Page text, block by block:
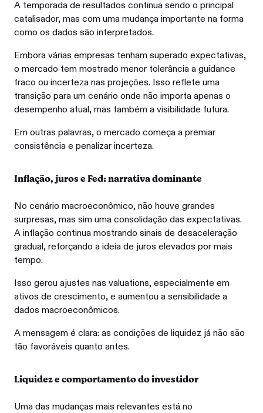
A temporada de resultados continua sendo o principal
catalisador, mas com uma mudança importante na forma
como os dados são interpretados.
Embora várias empresas tenham superado expectativas,
o mercado tem mostrado menor tolerância a guidance
fraco ou incerteza nas projeções. Isso reflete uma
transição para um cenário onde não importa apenas o
desempenho atual, mas também a visibilidade futura.
Em outras palavras, o mercado começa a premiar
consistência e penalizar incerteza.
Inflação, juros e Fed: narrativa dominante
No cenário macroeconômico, não houve grandes
surpresas, mas sim uma consolidação das expectativas.
A inflação continua mostrando sinais de desaceleração
gradual, reforçando a ideia de juros elevados por mais
tempo.
Isso gerou ajustes nas valuations, especialmente em
ativos de crescimento, e aumentou a sensibilidade a
dados macroeconômicos.
A mensagem é clara: as condições de liquidez já não são
tão favoráveis quanto antes.
Liquidez e comportamento do investidor
Uma das mudanças mais relevantes está no